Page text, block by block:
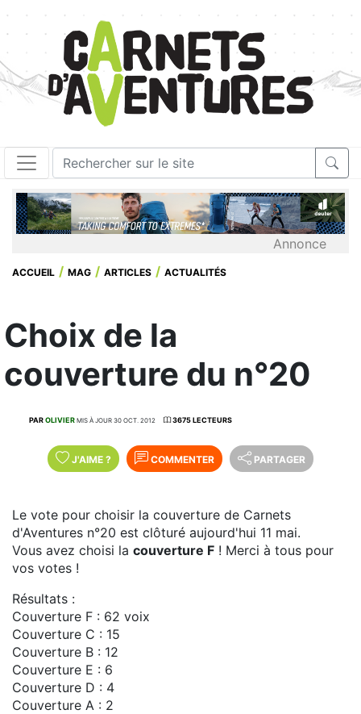
Annonce
ACCUEIL MAG ARTICLES ACTUALITÉS
Choix de la
couverture du n°20
PAROLIVIER MIS À JOUR 30 OCT. 2012 3675 LECTEURS
J'AIME ? COMMENTER PARTAGER
Le vote pour choisir la couverture de Carnets
d'Aventures n°20 est clôturé aujourd'hui 11 mai.
Vous avez choisi la couverture F ! Merci à tous pour
vos votes !
Résultats :
Couverture F : 62 voix
Couverture C : 15
Couverture B : 12
Couverture E : 6
Couverture D : 4
Couverture A : 2